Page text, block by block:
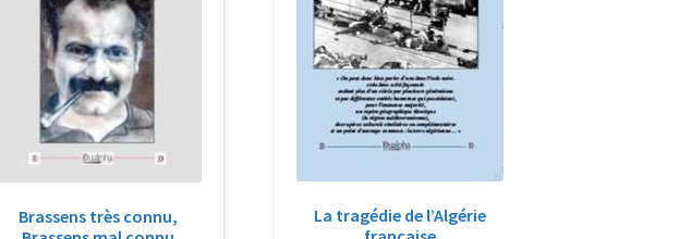
Brassens très connu,
La tragédie de l’Algérie